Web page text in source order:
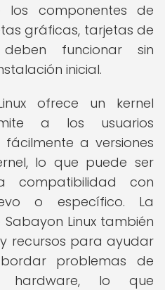
componentes de
gráficas, tarjetas de
funcionar sin
inicial.
ofrece un kernel
a los usuarios
a versiones
lo que puede ser
compatibilidad con
o específico. La
Linux también
recursos para ayudar
problemas de
hardware, lo que